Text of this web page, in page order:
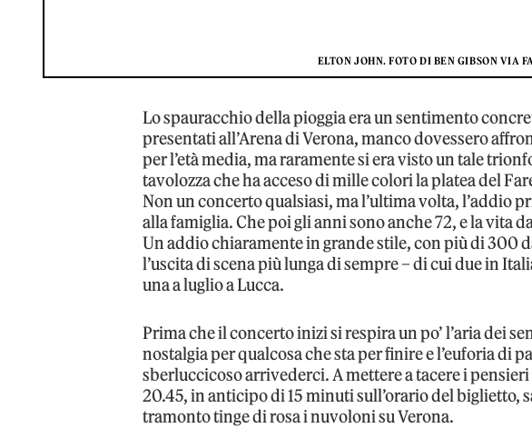
ELTON JOHN. FOTO DI BEN GIBSON VIA
Lo spauracchio della pioggia era un sentimento
presentati all’Arena di Verona, manco dovessero
per l’età media, ma raramente si era visto un tale
tavolozza che ha acceso di mille colori la platea del
Non un concerto qualsiasi, ma l’ultima volta, l’addio
alla famiglia. Che poi gli anni sono anche 72, e la vita
Un addio chiaramente in grande stile, con più di 300
l’uscita di scena più lunga di sempre – di cui due in
una a luglio a Lucca.
Prima che il concerto inizi si respira un po’ l’aria dei
nostalgia per qualcosa che sta per finire e l’euforia di
sberluccicoso arrivederci. A mettere a tacere i
20.45, in anticipo di 15 minuti sull’orario del biglietto,
tramonto tinge di rosa i nuvoloni su Verona.